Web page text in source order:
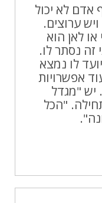
לא יכול
ערוצים.
לאן הוא
זה נסתר לו.
לו נמצא
אפשרויות
יש "מגדל
"הכל